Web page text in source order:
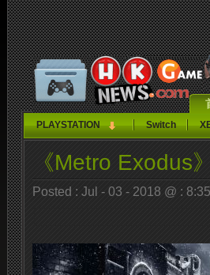
PLAYSTATION Switch
《Metro Exodus
Posted : Jul - 03 - 2018 @ :